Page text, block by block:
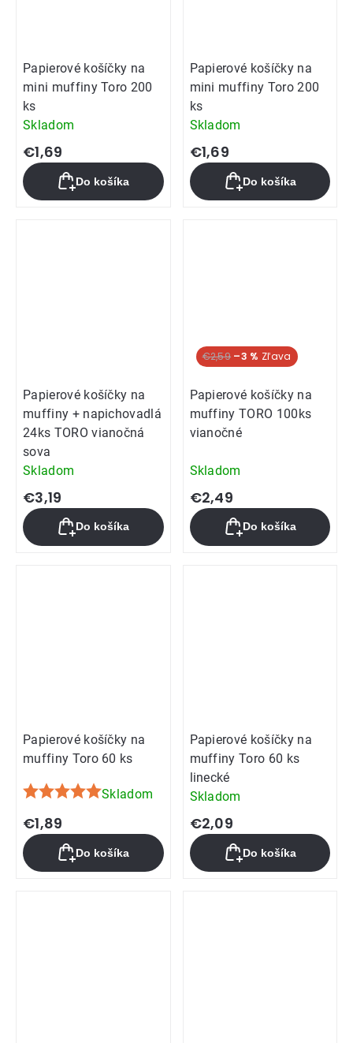
Papierové košíčky na
mini muffiny Toro 200
ks
Skladom
€1,69
Do košíka
Papierové košíčky na
mini muffiny Toro 200
ks
Skladom
€1,69
Do košíka
Papierové košíčky na
muffiny + napichovadlá
24ks TORO vianočná
sova
Skladom
€3,19
Do košíka
€2,59 –3 %
Papierové košíčky na
muffiny TORO 100ks
vianočné
Skladom
€2,49
Do košíka
Papierové košíčky na
muffiny Toro 60 ks
Priemerné
hodnotenie
produktu
je
5,0
Skladom
€1,89
Do košíka
Papierové košíčky na
muffiny Toro 60 ks
linecké
Skladom
€2,09
Do košíka